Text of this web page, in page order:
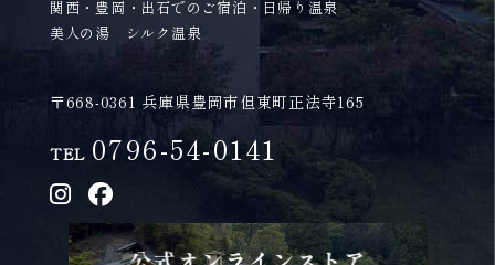
関西・豊岡・出石でのご宿泊・日帰り温泉
美人の湯 シルク温泉
〒668-0361 兵庫県豊岡市但東町正法寺165
TEL 0796-54-0141